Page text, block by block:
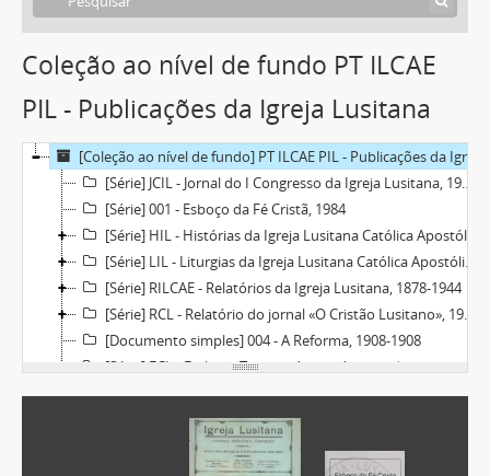
Coleção ao nível de fundo PT ILCAE
PIL - Publicações da Igreja Lusitana
[Coleção ao nível de fundo] PT ILCAE PIL - Publicações da Igreja Lusitana, 1878-1993
[Série] JCIL - Jornal do I Congresso da Igreja Lusitana, 1939-05
[Série] 001 - Esboço da Fé Cristã, 1984
[Série] HIL - Histórias da Igreja Lusitana Católica Apostólica Evangélica, 1908-1993
[Série] LIL - Liturgias da Igreja Lusitana Católica Apostólica Evangélica, 1991
[Série] RILCAE - Relatórios da Igreja Lusitana, 1878-1944
[Série] RCL - Relatório do jornal «O Cristão Lusitano», 1925-11-20
[Documento simples] 004 - A Reforma, 1908-1908
[Série] ECL - Ecclesia. Trimestrário intérprete do pensamento cristão orgânico, 1949-1955
[Documento simples] 001 - "A Igreja Lusitana": número único, 1930-03